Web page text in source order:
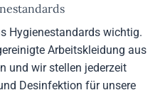
Hygienestandards wichtig.
Arbeitskleidung aus
und wir stellen jederzeit
Desinfektion für unsere